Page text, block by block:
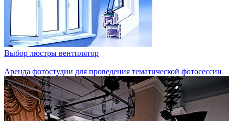
Выбор люстры вентилятор
Аренда фотостудии для проведения тематической фотосессии